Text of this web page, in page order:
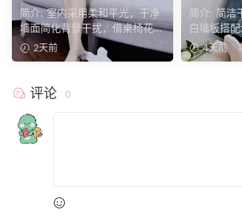
影】素室柔光映穿搭，多样姿
态演绎清爽休闲格调。
简介: 室内采用柔和平光，干净
墙面简化背景干扰，借桌椅花艺
丰富画面层次。兼顾全...
2天前
姿影】雅
录鞋袜与
简介: 简洁
白墙板搭
点缀场景
4天前
评论 0